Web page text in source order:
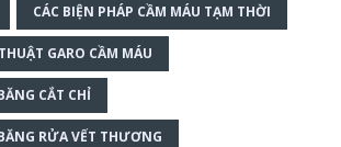
CÁC BIỆN PHÁP CẦM MÁU TẠM THỜI
GARO CẦM MÁU
CẮT CHỈ
RỬA VẾT THƯƠNG